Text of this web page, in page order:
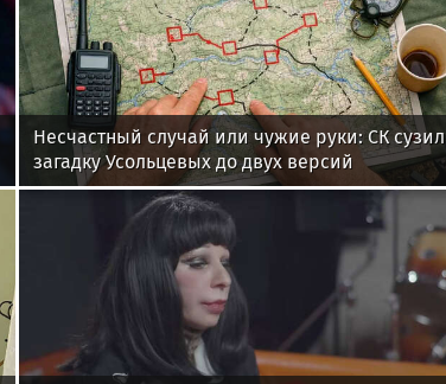
Несчастный случай или чужие руки: СК сузил
загадку Усольцевых до двух версий